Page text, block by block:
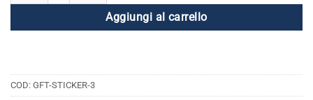
Aggiungi al carrello
COD: GFT-STICKER-3